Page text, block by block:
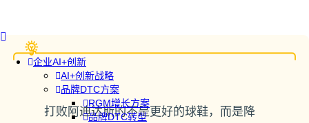
企业AI+创新
AI+创新战略
品牌DTC方案
RGM增长方案
品牌DTC转型
打败阿迪达斯的不是更好的球鞋，而是降